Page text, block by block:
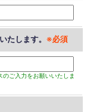
たします。
ご入力をお願いいたしま